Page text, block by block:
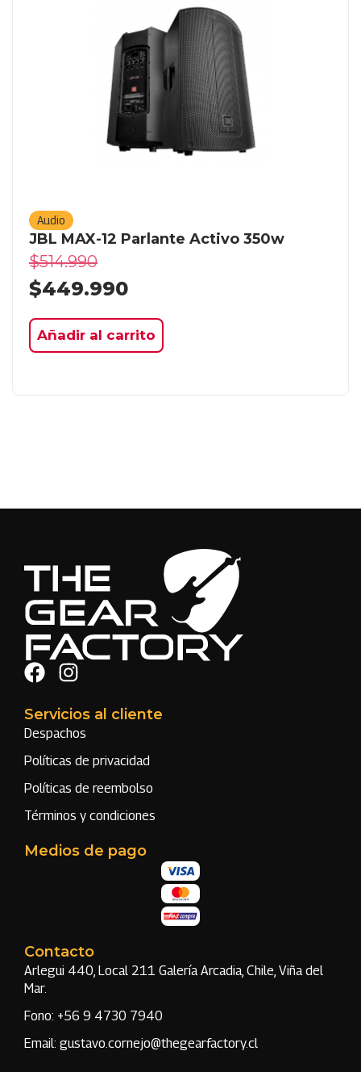
Audio
JBL MAX-12 Parlante Activo 350w
$514.990
$449.990
Añadir al carrito
Servicios al cliente
Despachos
Políticas de privacidad
Políticas de reembolso
Términos y condiciones
Medios de pago
Contacto
Arlegui 440, Local 211 Galería Arcadia, Chile, Viña del
Mar.
Fono: +56 9 4730 7940
Email: gustavo.cornejo@thegearfactory.cl